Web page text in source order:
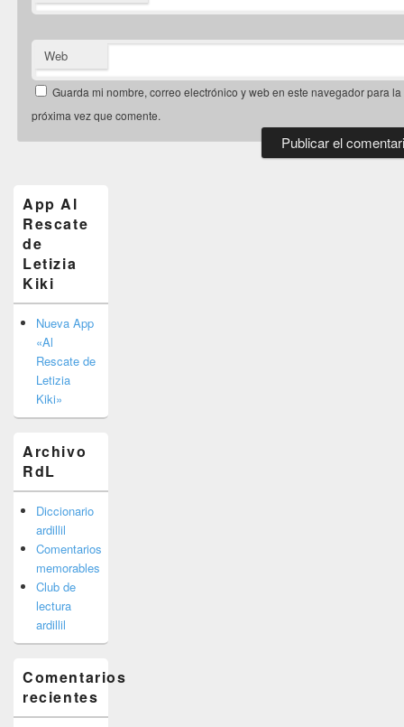
Web
Guarda mi nombre, correo electrónico y web en este navegador para la
próxima vez que comente.
widget
barra
lateral
primaria
App Al
Rescate
de
Letizia
Kiki
Nueva App
«Al
Rescate de
Letizia
Kiki»
Archivo
RdL
Diccionario
ardillil
Comentarios
memorables
Club de
lectura
ardillil
Comentarios
recientes